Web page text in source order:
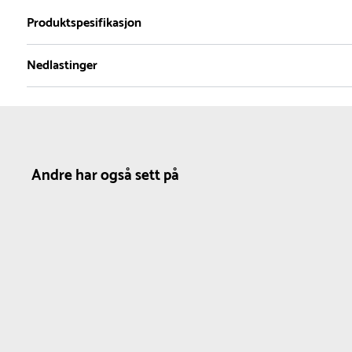
2
Produktspesifikasjon
Materiale
Plast Ferdig montert Blå
Nedlastinger
Andre har også sett på